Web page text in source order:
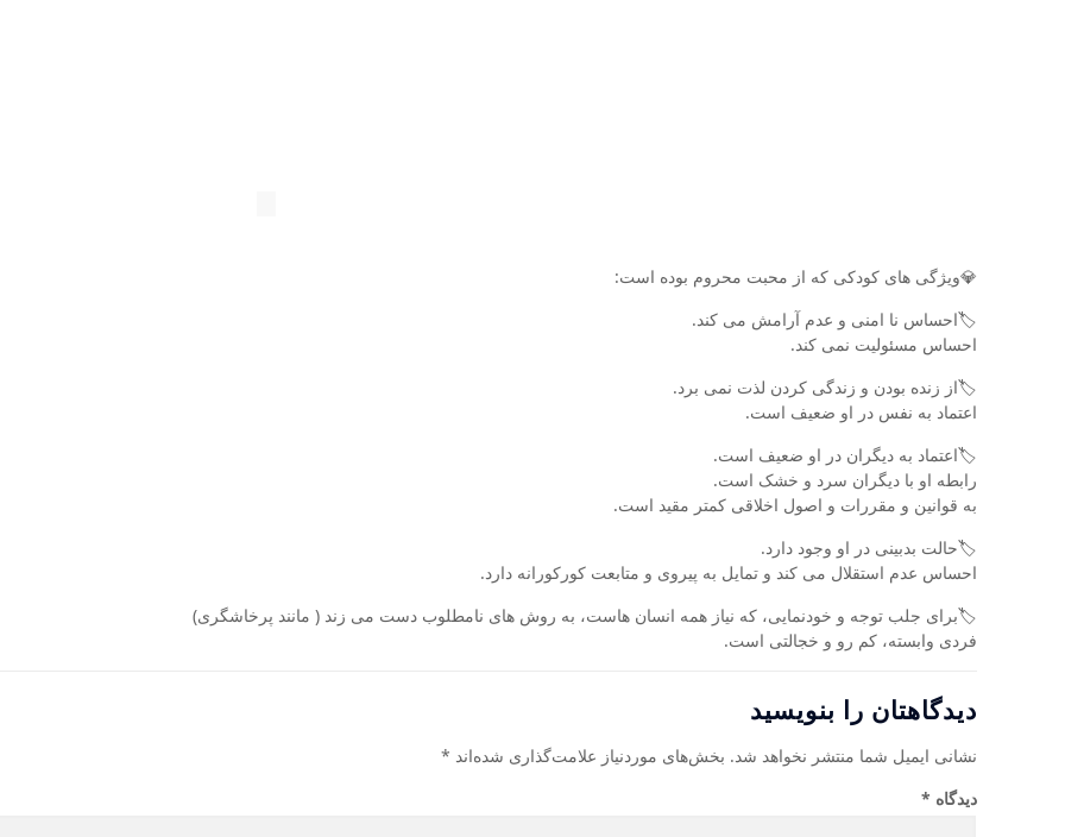
💎ویژگی های کودکی که از محبت محروم بوده است:
🏷احساس نا امنی و عدم آرامش می کند.
احساس مسئولیت نمی کند.
🏷از زنده بودن و زندگی کردن لذت نمی برد.
اعتماد به نفس در او ضعیف است.
🏷اعتماد به دیگران در او ضعیف است.
رابطه او با دیگران سرد و خشک است.
به قوانین و مقررات و اصول اخلاقی کمتر مقید است.
🏷حالت بدبینی در او وجود دارد.
احساس عدم استقلال می کند و تمایل به پیروی و متابعت کورکورانه دارد.
🏷برای جلب توجه و خودنمایی، که نیاز همه انسان هاست، به روش های نامطلوب دست می زند ( مانند پرخاشگری)
فردی وابسته، کم رو و خجالتی است.
دیدگاهتان را بنویسید
نشانی ایمیل شما منتشر نخواهد شد. بخش‌های موردنیاز علامت‌گذاری شده‌اند *
دیدگاه *